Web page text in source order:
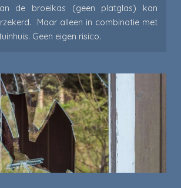
de broeikas (geen platglas) kan
Maar alleen in combinatie met
Geen eigen risico.